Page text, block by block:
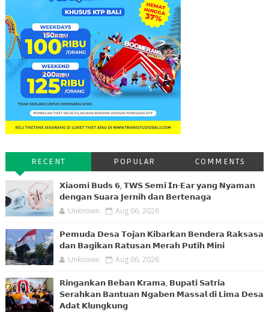
RECENT POPULAR COMMENTS
𝗫𝗶𝗮𝗼𝗺𝗶 𝗕𝘂𝗱𝘀 𝟲, 𝗧𝗪𝗦 𝗦𝗲𝗺𝗶 𝗜𝗻-𝗘𝗮𝗿 𝘆𝗮𝗻𝗴 𝗡𝘆𝗮𝗺𝗮𝗻
𝗱𝗲𝗻𝗴𝗮𝗻 𝗦𝘂𝗮𝗿𝗮 𝗝𝗲𝗿𝗻𝗶𝗵 𝗱𝗮𝗻 𝗕𝗲𝗿𝘁𝗲𝗻𝗮𝗴𝗮
Unknown Aug 06, 2026
𝗣𝗲𝗺𝘂𝗱𝗮 𝗗𝗲𝘀𝗮 𝗧𝗼𝗷𝗮𝗻 𝗞𝗶𝗯𝗮𝗿𝗸𝗮𝗻 𝗕𝗲𝗻𝗱𝗲𝗿𝗮 𝗥𝗮𝗸𝘀𝗮𝘀𝗮
𝗱𝗮𝗻 𝗕𝗮𝗴𝗶𝗸𝗮𝗻 𝗥𝗮𝘁𝘂𝘀𝗮𝗻 𝗠𝗲𝗿𝗮𝗵 𝗣𝘂𝘁𝗶𝗵 𝗠𝗶𝗻𝗶
Unknown Aug 06, 2026
𝗥𝗶𝗻𝗴𝗮𝗻𝗸𝗮𝗻 𝗕𝗲𝗯𝗮𝗻 𝗞𝗿𝗮𝗺𝗮, 𝗕𝘂𝗽𝗮𝘁𝗶 𝗦𝗮𝘁𝗿𝗶𝗮
𝗦𝗲𝗿𝗮𝗵𝗸𝗮𝗻 𝗕𝗮𝗻𝘁𝘂𝗮𝗻 𝗡𝗴𝗮𝗯𝗲𝗻 𝗠𝗮𝘀𝘀𝗮𝗹 𝗱𝗶 𝗟𝗶𝗺𝗮 𝗗𝗲𝘀𝗮
𝗔𝗱𝗮𝘁 𝗞𝗹𝘂𝗻𝗴𝗸𝘂𝗻𝗴